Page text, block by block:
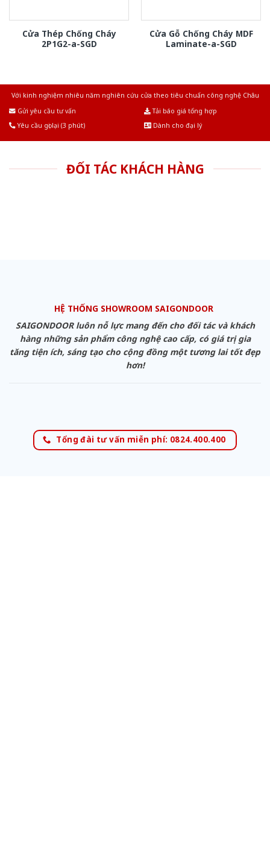
Cửa Thép Chống Cháy
2P1G2-a-SGD
Cửa Gỗ Chống Cháy MDF
Laminate-a-SGD
Với kinh nghiệm nhiêu năm nghiên cứu cửa theo tiêu chuẩn công nghệ Châu
Gửi yêu cầu tư vấn
Tải báo giá tổng hợp
Yêu cầu gọi lại (3 phút)
Dành cho đại lý
ĐỐI TÁC KHÁCH HÀNG
HỆ THỐNG SHOWROOM SAIGONDOOR
SAIGONDOOR luôn nỗ lực mang đến cho đối tác và khách
hàng những sản phẩm công nghệ cao cấp, có giá trị gia
tăng tiện ích, sáng tạo cho cộng đồng một tương lai tốt đẹp
hơn!
Tổng đài tư vấn miễn phí: 0824.400.400